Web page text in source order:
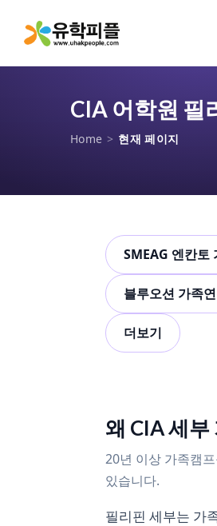
CIA 어학원 필
Home > 현재 페이지
SMEAG 엔칸토
블루오션 가족
더보기
왜 CIA 세
20년 이상 가족캠
있습니다.
필리핀 세부는 가